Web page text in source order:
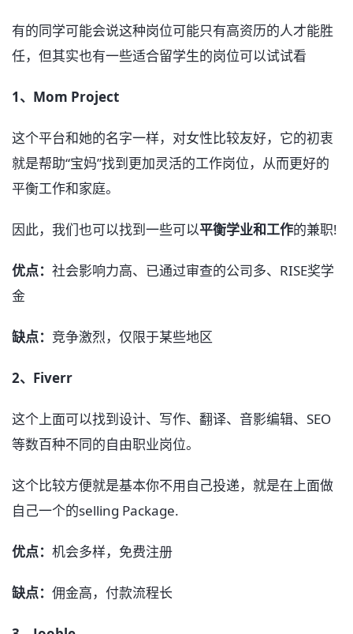
有的同学可能会说这种岗位可能只有高资历的人才能胜
任，但其实也有一些适合留学生的岗位可以试试看
1、Mom Project
这个平台和她的名字一样，对女性比较友好，它的初衷
就是帮助“宝妈”找到更加灵活的工作岗位，从而更好的
平衡工作和家庭。
因此，我们也可以找到一些可以平衡学业和工作的兼职!
优点： 社会影响力高、已通过审查的公司多、RISE奖学
金
缺点： 竞争激烈，仅限于某些地区
2、Fiverr
这个上面可以找到设计、写作、翻译、音影编辑、SEO
等数百种不同的自由职业岗位。
这个比较方便就是基本你不用自己投递，就是在上面做
自己一个的selling Package.
优点： 机会多样，免费注册
缺点： 佣金高，付款流程长